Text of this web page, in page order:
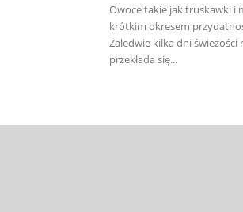
Owoce takie jak truskawki i
krótkim okresem
Zaledwie kilka dni świeżości
przekłada się...